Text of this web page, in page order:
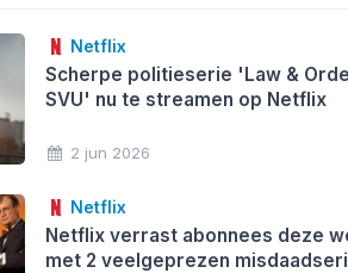
Netflix
Scherpe politieserie 'Law &
SVU' nu te streamen op Netflix
2 jun 2026
Netflix
Netflix verrast abonnees deze
met 2 veelgeprezen